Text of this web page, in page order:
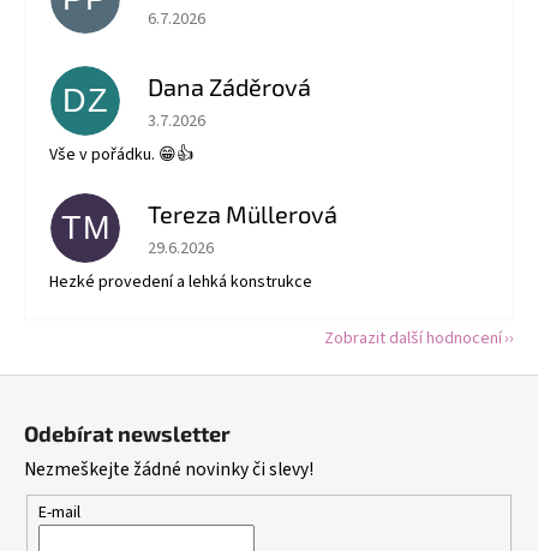
Hodnocení obchodu je 5 z 5 hvězdiček.
6.7.2026
DZ Dana Záděrová
Hodnocení obchodu je 5 z 5 hvězdiček.
3.7.2026
Vše v pořádku. 😁👍
TM Tereza Müllerová
Hodnocení obchodu je 5 z 5 hvězdiček.
29.6.2026
Hezké provedení a lehká konstrukce
Zobrazit další hodnocení
Odebírat newsletter
Nezmeškejte žádné novinky či slevy!
E-mail